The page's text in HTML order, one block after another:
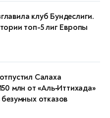
клуб Бундеслиги.
топ-5 лиг Европы
Салаха
млн от «Аль‑Иттихада»
отказов